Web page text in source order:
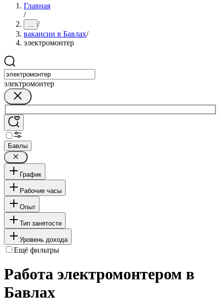
Главная
/
... /
вакансии в Бавлах/
электромонтер
электромонтер
Бавлы
График
Рабочие часы
Опыт
Тип занятости
Уровень дохода
Ещё фильтры
Работа электромонтером в
Бавлах